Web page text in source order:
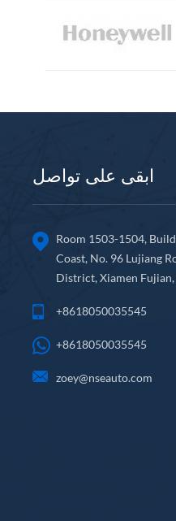
ابقى على تواصل
Room 1503-1504,
Coast, No. 96 Lujiang
District, Xiamen
+8618050035545
+8618050035545
zoey@nseauto.com